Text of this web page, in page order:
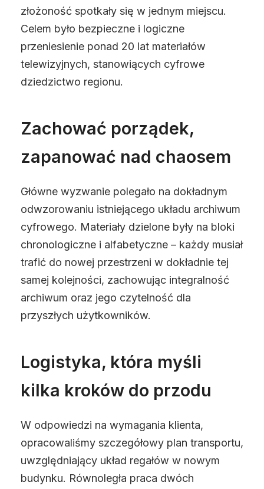
złożoność spotkały się w jednym miejscu.
Celem było bezpieczne i logiczne
przeniesienie ponad 20 lat materiałów
telewizyjnych, stanowiących cyfrowe
dziedzictwo regionu.
Zachować porządek,
zapanować nad chaosem
Główne wyzwanie polegało na dokładnym
odwzorowaniu istniejącego układu archiwum
cyfrowego. Materiały dzielone były na bloki
chronologiczne i alfabetyczne – każdy musiał
trafić do nowej przestrzeni w dokładnie tej
samej kolejności, zachowując integralność
archiwum oraz jego czytelność dla
przyszłych użytkowników.
Logistyka, która myśli
kilka kroków do przodu
W odpowiedzi na wymagania klienta,
opracowaliśmy szczegółowy plan transportu,
uwzględniający układ regałów w nowym
budynku. Równoległa praca dwóch